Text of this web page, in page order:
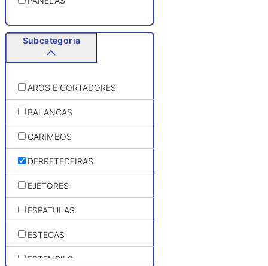
Subcategoria
AROS E CORTADORES
BALANCAS
CARIMBOS
DERRETEDEIRAS
EJETORES
ESPATULAS
ESTECAS
ESTENCILS